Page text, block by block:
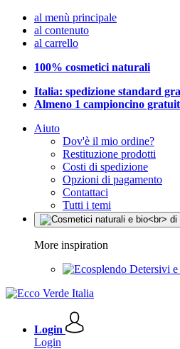
al menù principale
al contenuto
al carrello
100% cosmetici naturali
Italia: spedizione standard
Almeno 1 campioncino
Aiuto
Dov'è il mio ordine?
Restituzione prodotti
Costi di spedizione
Opzioni di pagamento
Contattaci
Tutti i temi
More inspiration
Detersivi
Login
Login